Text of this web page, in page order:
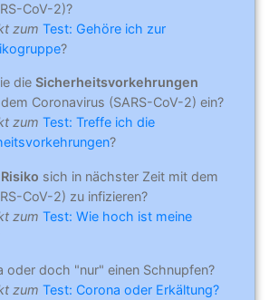
CoV-2)?
zum Test: Gehöre ich zur
?
die Sicherheitsvorkehrungen
Coronavirus (SARS-CoV-2) ein?
zum Test: Treffe ich die
?
Risiko sich in nächster Zeit mit dem
CoV-2) zu infizieren?
zum Test: Wie hoch ist meine
oder doch "nur" einen Schnupfen?
zum Test: Corona oder Erkältung?